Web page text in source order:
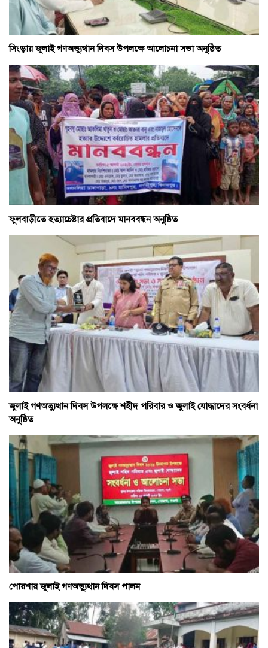
সিংড়ায় জুলাই গণঅভ্যুত্থান দিবস উপলক্ষে আলোচনা সভা অনুষ্ঠিত
ফুলবাড়ীতে হত্যাচেষ্টার প্রতিবাদে মানববন্ধন অনুষ্ঠিত
জুলাই গণঅভ্যুত্থান দিবস উপলক্ষে শহীদ পরিবার ও জুলাই যোদ্ধাদের সংবর্ধনা
অনুষ্ঠিত
পোরশায় জুলাই গণঅভ্যুত্থান দিবস পালন